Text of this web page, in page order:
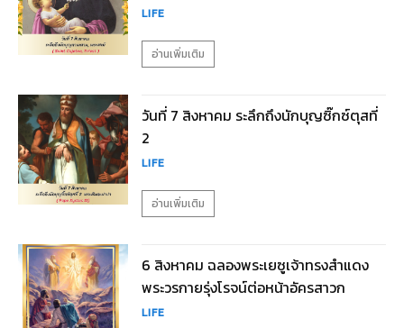
LIFE
อ่านเพิ่มเติม
วันที่ 7 สิงหาคม ระลึกถึงนักบุญซิ๊กซ์ตุสที่
2
LIFE
อ่านเพิ่มเติม
6 สิงหาคม ฉลองพระเยซูเจ้าทรงสำแดง
พระวรกายรุ่งโรจน์ต่อหน้าอัครสาวก
LIFE